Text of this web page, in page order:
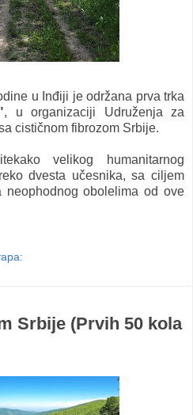
u Inđiji je održana prva trka
, u organizaciji Udruženja za
cističnom fibrozom Srbije.
velikog humanitarnog
dvesta učesnika, sa ciljem
neophodnog obolelima od ove
Srbije (Prvih 50 kola